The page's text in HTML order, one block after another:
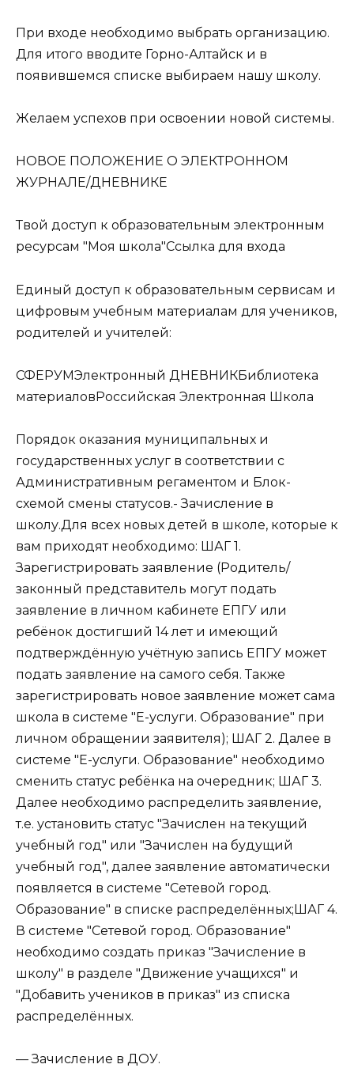
При входе необходимо выбрать организацию.
Для итого вводите Горно-Алтайск и в
появившемся списке выбираем нашу школу.
Желаем успехов при освоении новой системы.
НОВОЕ ПОЛОЖЕНИЕ О ЭЛЕКТРОННОМ
ЖУРНАЛЕ/ДНЕВНИКЕ
Твой доступ к образовательным электронным
ресурсам "Моя школа"Ссылка для входа
Единый доступ к образовательным сервисам и
цифровым учебным материалам для учеников,
родителей и учителей:
СФЕРУМЭлектронный ДНЕВНИКБиблиотека
материаловРоссийская Электронная Школа
Порядок оказания муниципальных и
государственных услуг в соответствии с
Административным регаментом и Блок-
схемой смены статусов.- Зачисление в
школу.Для всех новых детей в школе, которые к
вам приходят необходимо: ШАГ 1.
Зарегистрировать заявление (Родитель/
законный представитель могут подать
заявление в личном кабинете ЕПГУ или
ребёнок достигший 14 лет и имеющий
подтверждённую учётную запись ЕПГУ может
подать заявление на самого себя. Также
зарегистрировать новое заявление может сама
школа в системе "Е-услуги. Образование" при
личном обращении заявителя); ШАГ 2. Далее в
системе "Е-услуги. Образование" необходимо
сменить статус ребёнка на очередник; ШАГ 3.
Далее необходимо распределить заявление,
т.е. установить статус "Зачислен на текущий
учебный год" или "Зачислен на будущий
учебный год", далее заявление автоматически
появляется в системе "Сетевой город.
Образование" в списке распределённых;ШАГ 4.
В системе "Сетевой город. Образование"
необходимо создать приказ "Зачисление в
школу" в разделе "Движение учащихся" и
"Добавить учеников в приказ" из списка
распределённых.
— Зачисление в ДОУ.